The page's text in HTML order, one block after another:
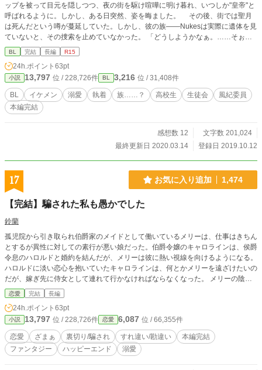
ップを被って目元を隠しつつ、夜の街を駆け喧嘩に明け暮れ、いつしか"皇帝"と
呼ばれるように。しかし、ある日突然、姿を晦ました。 その後、街では聖月
は死んだという噂が蔓延していた。しかし、彼の族――Nukesは実際に遺体を見
ていないと、その捜索を止めていなかった。 「どうしようかなぁ。……そぉ
だ。俺を見つけて御覧。そしたら捕まってあげる。これはゲームだよ。俺と君た
ちとの、ね」 学園と夜の街を巻き込んだ、追いかけっこが始まった。 族、
学園、などと言っていますが全く知識がないため完全に想像です。何でも許せる
方のみご覧下さい。 何とか完結までこぎつけました……！番外編を投稿完了
しました。楽しんでいただけたら幸いです。
BL 完結 長編 R15
24h.ポイント 63pt
小説 13,797 位 / 228,726件 BL 3,216 位 / 31,408件
BL イケメン 溺愛 執着 族……？ 高校生 生徒会
風紀委員
本編完結
感想数 12
文字数 201,024
最終更新日 2020.03.14
登録日 2019.10.12
17 お気に入り追加 1,474
【完結】騙された私も愚かでした
鈴蘭
孤児院から引き取られ伯爵家のメイドとして働いているメリーは、仕事はきちん
とするが異性に対しての素行が悪い娘だった。伯爵令嬢のキャロラインは、侯爵
令息のハロルドと婚約を結んだが、メリーは彼に熱い視線を向けるようになる。
ハロルドに淡い恋心を抱いていたキャロラインは、何とかメリーを遠ざけたいの
だが、嫁ぎ先に侍女として連れて行かなければならなくなった。 メリーの陰謀
に巻き込まれる二人は、思い合いながらすれ違ってしまう。 暴力的な描写があ
るので、苦手な方はお逃げください<(_ _)>
恋愛 完結 長編
24h.ポイント 63pt
小説 13,797 位 / 228,726件 恋愛 6,087 位 / 66,355件
恋愛 ざまぁ 裏切り/騙され すれ違い/勘違い
本編完結
ファンタジー
ハッピーエンド 溺愛